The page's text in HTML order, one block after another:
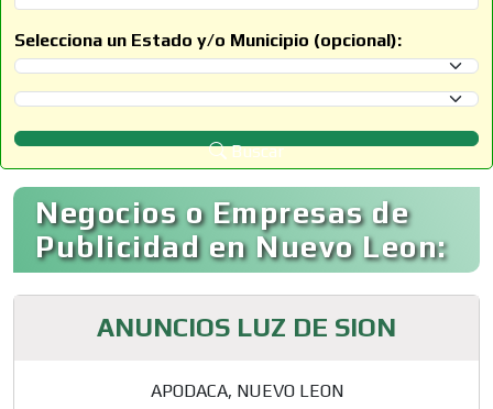
Selecciona un Estado y/o Municipio (opcional):
Selecciona un Estado
Selecciona un Municipio
Buscar
Negocios o Empresas de
Publicidad en Nuevo Leon:
ANUNCIOS LUZ DE SION
APODACA, NUEVO LEON